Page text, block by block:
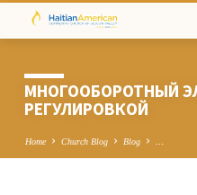
МНОГООБОРОТНЫЙ
РЕГУЛИРОВКОЙ
Home Church Blog Blog …